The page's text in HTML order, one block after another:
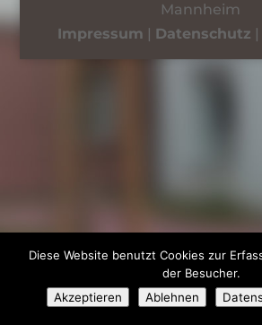
Mannheim
Impressum | Datenschutz |
Diese Website benutzt Cookies zur
der Besucher.
Akzeptieren
Ablehnen